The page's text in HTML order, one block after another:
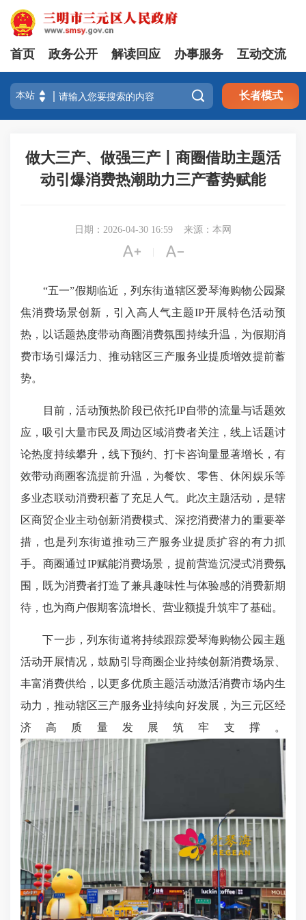
首页 政务公开 解读回应 办事服务 互动交流
 长者模式
做大三产、做强三产丨商圈借助主题活
动引爆消费热潮助力三产蓄势赋能
日期：2026-04-30 16:59 来源：本网
 
“五一”假期临近，列东街道辖区爱琴海购物公园聚
焦消费场景创新，引入高人气主题IP开展特色活动预
热，以话题热度带动商圈消费氛围持续升温，为假期消
费市场引爆活力、推动辖区三产服务业提质增效提前蓄
势。
目前，活动预热阶段已依托IP自带的流量与话题效
应，吸引大量市民及周边区域消费者关注，线上话题讨
论热度持续攀升，线下预约、打卡咨询量显著增长，有
效带动商圈客流提前升温，为餐饮、零售、休闲娱乐等
多业态联动消费积蓄了充足人气。此次主题活动，是辖
区商贸企业主动创新消费模式、深挖消费潜力的重要举
措，也是列东街道推动三产服务业提质扩容的有力抓
手。商圈通过IP赋能消费场景，提前营造沉浸式消费氛
围，既为消费者打造了兼具趣味性与体验感的消费新期
待，也为商户假期客流增长、营业额提升筑牢了基础。
下一步，列东街道将持续跟踪爱琴海购物公园主题
活动开展情况，鼓励引导商圈企业持续创新消费场景、
丰富消费供给，以更多优质主题活动激活消费市场内生
动力，推动辖区三产服务业持续向好发展，为三元区经
济高质量发展筑牢支撑。